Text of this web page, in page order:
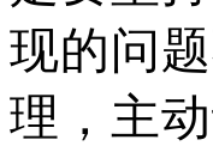
现的问
理，主